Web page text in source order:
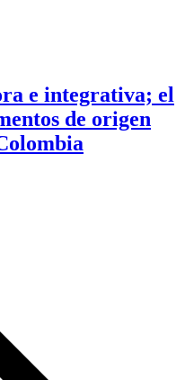
e integrativa; el
de origen